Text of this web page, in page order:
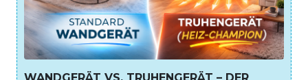
WANDGERÄT VS. TRUHENGERÄT – DER